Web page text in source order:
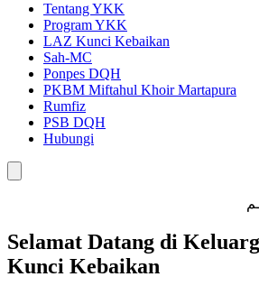
Ilmu
Tentang YKK
Program YKK
LAZ Kunci Kebaikan
Sah-MC
Ponpes DQH
PKBM Miftahul Khoir Martapura
Rumfiz
PSB DQH
Selamat Datang di Keluarga